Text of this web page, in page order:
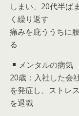
しまい、20代半ば
く繰り返す
痛みを庇ううちに
る
メンタルの病気
20歳：入社した会
を発症し、ストレ
を退職